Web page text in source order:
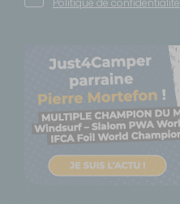
Politique de confidentialité